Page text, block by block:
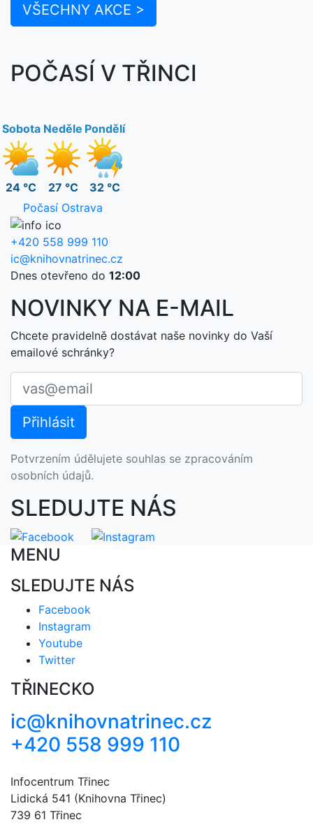
VŠECHNY AKCE >
POČASÍ V TŘINCI
Sobota
24 °C
Neděle
27 °C
Pondělí
32 °C
Počasí Ostrava
+420 558 999 110
ic@knihovnatrinec.cz
Dnes otevřeno do 12:00
NOVINKY NA E-MAIL
Chcete pravidelně dostávat naše novinky do Vaší
emailové schránky?
Potvrzením údělujete souhlas se zpracováním
osobních údajů.
SLEDUJTE NÁS
MENU
SLEDUJTE NÁS
Facebook
Instagram
Youtube
Twitter
TŘINECKO
ic@knihovnatrinec.cz
+420 558 999 110
Infocentrum Třinec
Lidická 541 (Knihovna Třinec)
739 61 Třinec